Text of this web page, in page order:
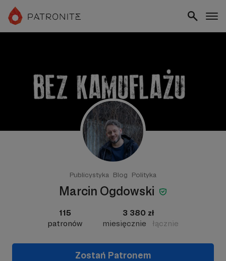
Publicystyka Blog Polityka
Marcin Ogdowski
115
patronów
3 380 zł
miesięcznie
łącznie
Zostań Patronem